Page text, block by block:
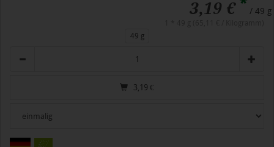
3,19 € / 49 g
49 g
3,19 €